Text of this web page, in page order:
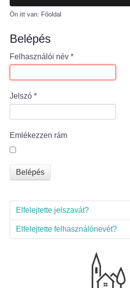
FŐOLDAL
A KÖZSÉGRŐL
Polgármesteri köszöntő
Bölcske település
Mi újság Bölcskén?
Értéktár bizottság
Látnivalók
Szállások
Református Egyház
Ön itt van: Főoldal
Belépés
Felhasználói név *
Jelszó *
Emlékezzen rám
Belépés
Elfelejtette jelszavát?
Elfelejtette felhasználónevét?